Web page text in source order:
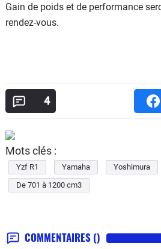
Gain de poids et de performance
rendez-vous.
4
Mots clés :
Yzf R1 Yamaha Yoshimura
De 701 à 1200 cm3
COMMENTAIRES ()